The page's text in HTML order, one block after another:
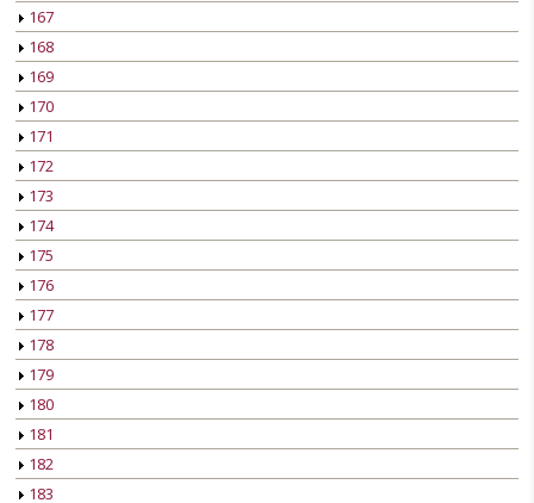
167
168
169
170
171
172
173
174
175
176
177
178
179
180
181
182
183